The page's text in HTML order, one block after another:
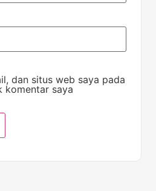
dan situs web saya pada
komentar saya